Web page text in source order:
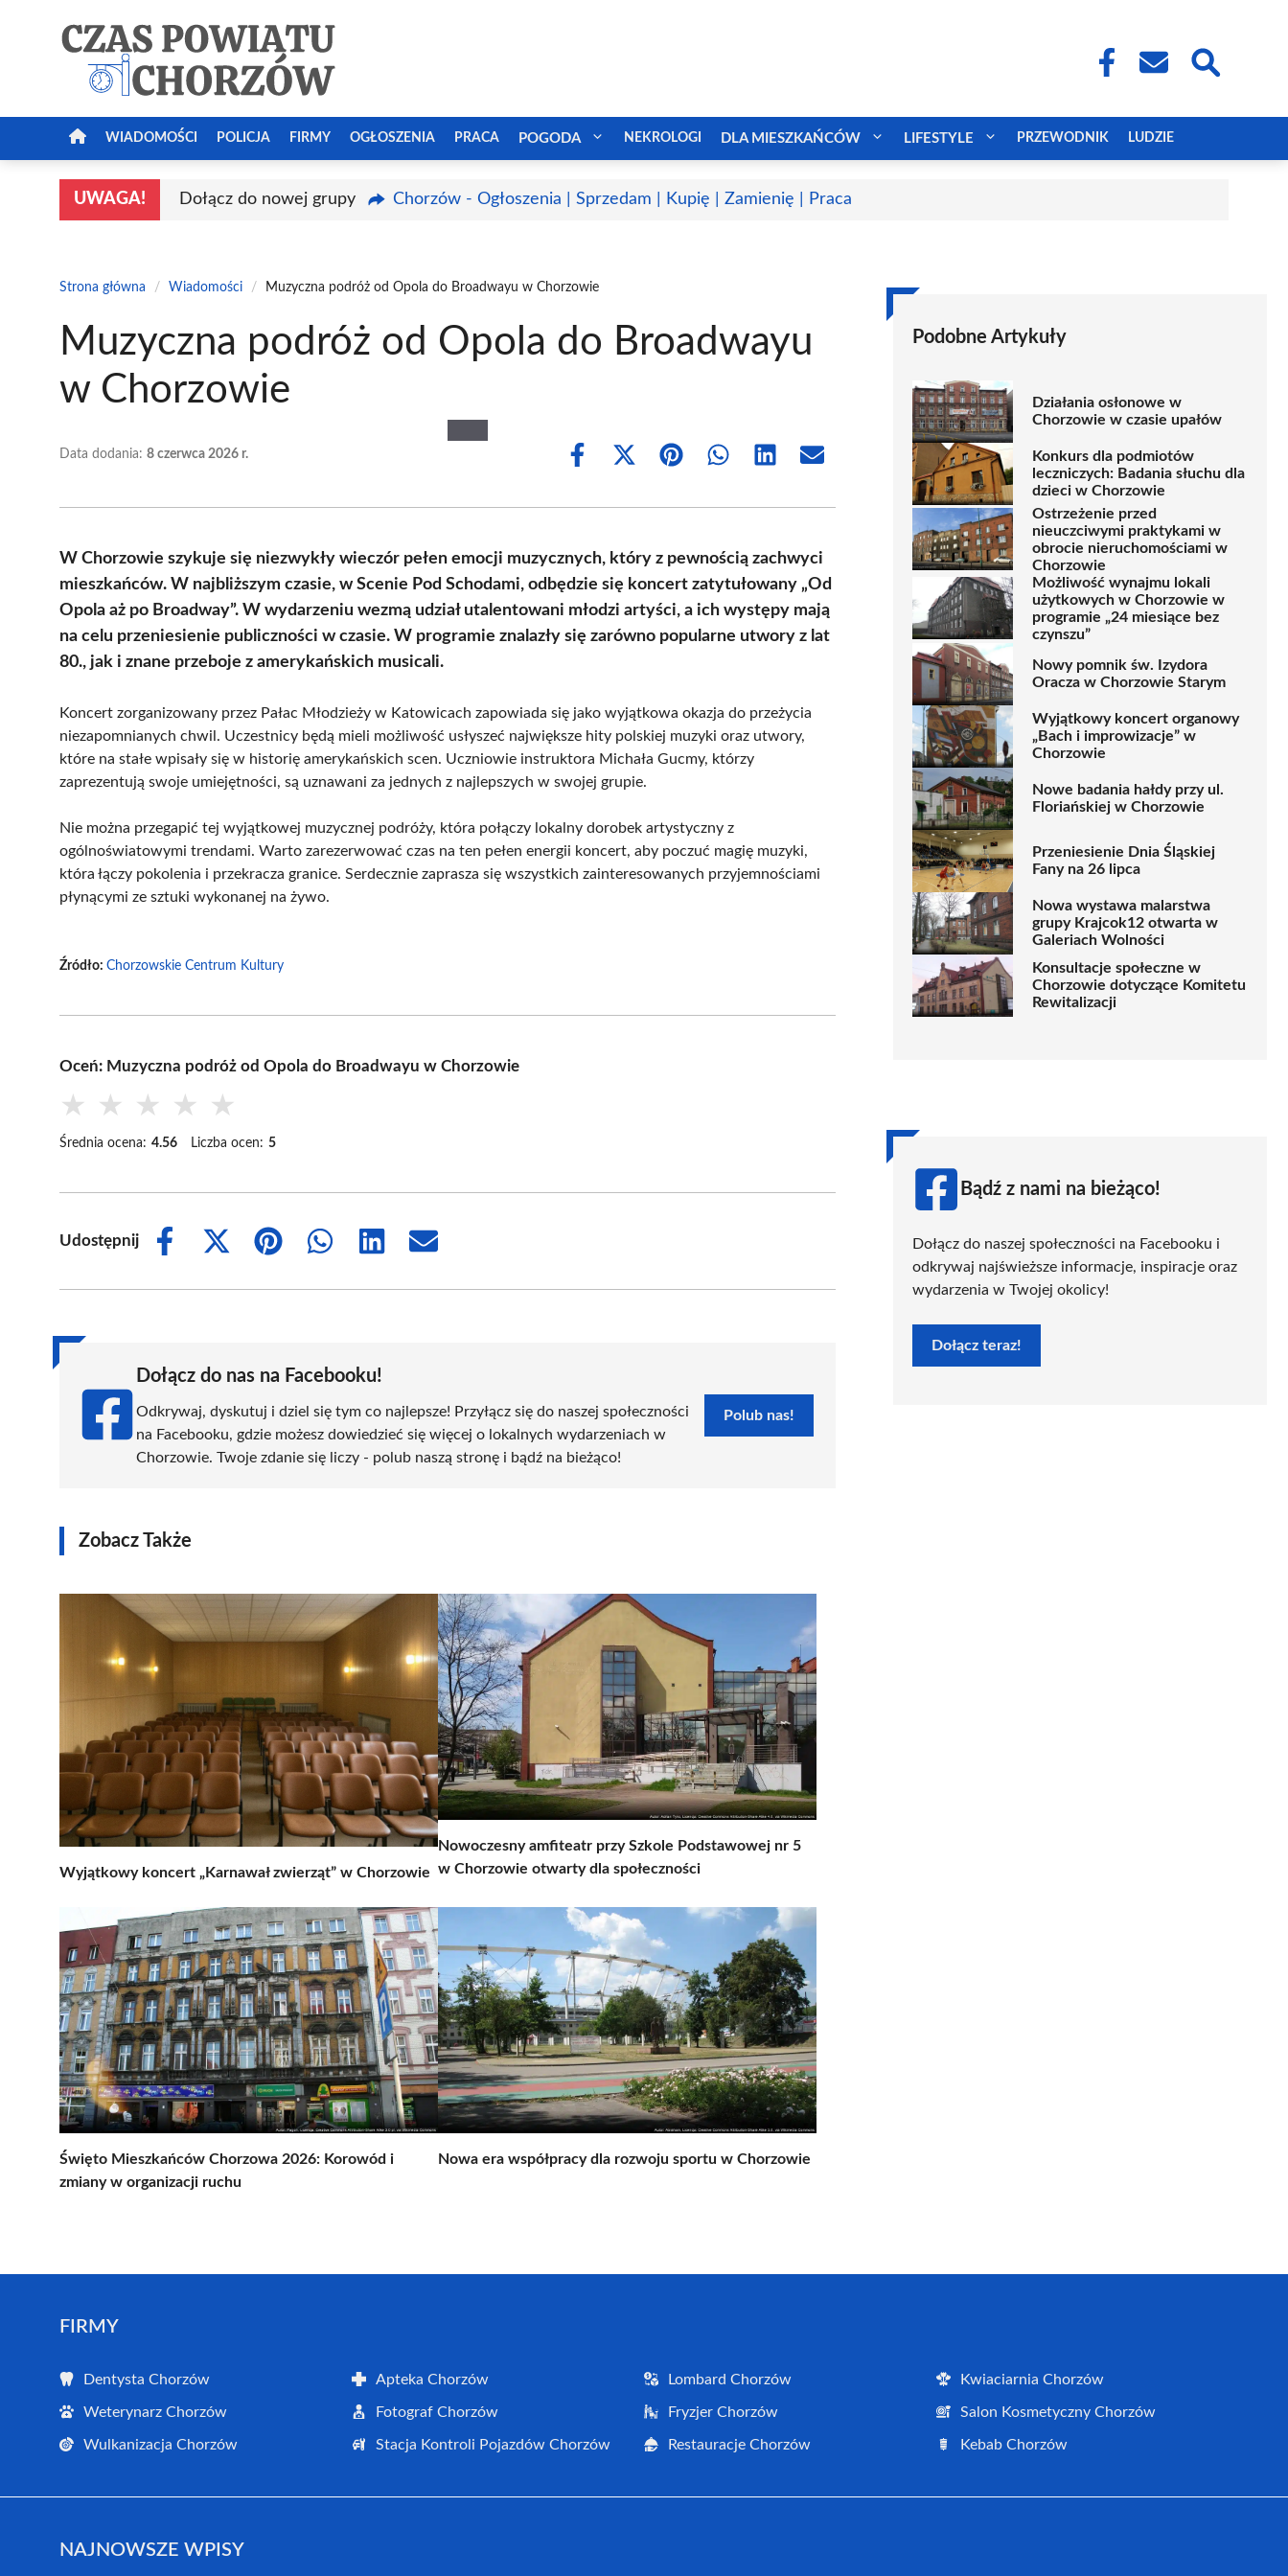
WIADOMOŚCI POLICJA FIRMY OGŁOSZENIA PRACA POGODA NEKROLOGI DLA MIESZKAŃCÓW LIFESTYLE PRZEWODNIK LUDZIE
UWAGA! Dołącz do nowej grupy Chorzów - Ogłoszenia | Sprzedam | Kupię | Zamienię | Praca
Strona główna / Wiadomości / Muzyczna podróż od Opola do Broadwayu w Chorzowie
Muzyczna podróż od Opola do Broadwayu
w Chorzowie
Data dodania: 8 czerwca 2026 r.
Share
Share
(Twitter)
Share Share Share Share
W Chorzowie szykuje się niezwykły wieczór pełen emocji muzycznych, który z pewnością zachwyci
mieszkańców. W najbliższym czasie, w Scenie Pod Schodami, odbędzie się koncert zatytułowany „Od
Opola aż po Broadway”. W wydarzeniu wezmą udział utalentowani młodzi artyści, a ich występy mają
na celu przeniesienie publiczności w czasie. W programie znalazły się zarówno popularne utwory z lat
80., jak i znane przeboje z amerykańskich musicali.
Koncert zorganizowany przez Pałac Młodzieży w Katowicach zapowiada się jako wyjątkowa okazja do przeżycia
niezapomnianych chwil. Uczestnicy będą mieli możliwość usłyszeć największe hity polskiej muzyki oraz utwory,
które na stałe wpisały się w historię amerykańskich scen. Uczniowie instruktora Michała Gucmy, którzy
zaprezentują swoje umiejętności, są uznawani za jednych z najlepszych w swojej grupie.
Nie można przegapić tej wyjątkowej muzycznej podróży, która połączy lokalny dorobek artystyczny z
ogólnoświatowymi trendami. Warto zarezerwować czas na ten pełen energii koncert, aby poczuć magię muzyki,
która łączy pokolenia i przekracza granice. Serdecznie zaprasza się wszystkich zainteresowanych przyjemnościami
płynącymi ze sztuki wykonanej na żywo.
Źródło: Chorzowskie Centrum Kultury
Oceń: Muzyczna podróż od Opola do Broadwayu w Chorzowie
★ ★ ★ ★ ★
Średnia ocena: 4.56 Liczba ocen: 5
Udostępnij
Share
Share
(Twitter)
Share
Share
Share
Share
Dołącz do nas na Facebooku!
Odkrywaj, dyskutuj i dziel się tym co najlepsze! Przyłącz się do naszej społeczności
na Facebooku, gdzie możesz dowiedzieć się więcej o lokalnych wydarzeniach w
Chorzowie. Twoje zdanie się liczy - polub naszą stronę i bądź na bieżąco!
Polub nas!
Zobacz Także
Wyjątkowy koncert „Karnawał zwierząt” w Chorzowie
Nowoczesny amfiteatr przy Szkole Podstawowej nr 5
w Chorzowie otwarty dla społeczności
Święto Mieszkańców Chorzowa 2026: Korowód i
zmiany w organizacji ruchu
Nowa era współpracy dla rozwoju sportu w Chorzowie
Podobne Artykuły
Działania osłonowe w
Chorzowie w czasie upałów
Konkurs dla podmiotów
leczniczych: Badania słuchu dla
dzieci w Chorzowie
Ostrzeżenie przed
nieuczciwymi praktykami w
obrocie nieruchomościami w
Chorzowie
Możliwość wynajmu lokali
użytkowych w Chorzowie w
programie „24 miesiące bez
czynszu”
Nowy pomnik św. Izydora
Oracza w Chorzowie Starym
Wyjątkowy koncert organowy
„Bach i improwizacje” w
Chorzowie
Nowe badania hałdy przy ul.
Floriańskiej w Chorzowie
Przeniesienie Dnia Śląskiej
Fany na 26 lipca
Nowa wystawa malarstwa
grupy Krajcok12 otwarta w
Galeriach Wolności
Konsultacje społeczne w
Chorzowie dotyczące Komitetu
Rewitalizacji
Bądź z nami na bieżąco!
Dołącz do naszej społeczności na Facebooku i
odkrywaj najświeższe informacje, inspiracje oraz
wydarzenia w Twojej okolicy!
Dołącz teraz!
FIRMY
Dentysta Chorzów Apteka Chorzów Lombard Chorzów Kwiaciarnia Chorzów
Weterynarz Chorzów Fotograf Chorzów Fryzjer Chorzów Salon Kosmetyczny Chorzów
Wulkanizacja Chorzów Stacja Kontroli Pojazdów Chorzów Restauracje Chorzów Kebab Chorzów
NAJNOWSZE WPISY